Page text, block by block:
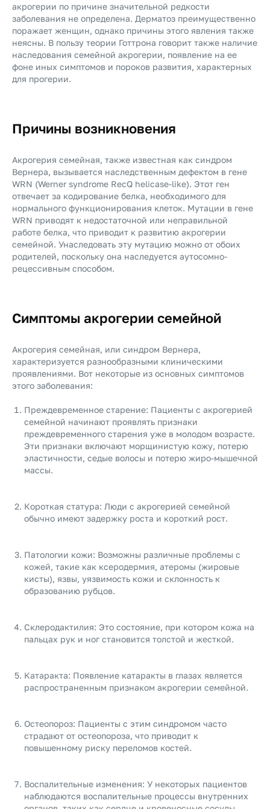
акрогерии по причине значительной редкости
заболевания не определена. Дерматоз преимущественно
поражает женщин, однако причины этого явления также
неясны. В пользу теории Готтрона говорит также наличие
наследования семейной акрогерии, появление на ее
фоне иных симптомов и пороков развития, характерных
для прогерии.
Причины возникновения
Акрогерия семейная, также известная как синдром
Вернера, вызывается наследственным дефектом в гене
WRN (Werner syndrome RecQ helicase-like). Этот ген
отвечает за кодирование белка, необходимого для
нормального функционирования клеток. Мутации в гене
WRN приводят к недостаточной или неправильной
работе белка, что приводит к развитию акрогерии
семейной. Унаследовать эту мутацию можно от обоих
родителей, поскольку она наследуется аутосомно-
рецессивным способом.
Симптомы акрогерии семейной
Акрогерия семейная, или синдром Вернера,
характеризуется разнообразными клиническими
проявлениями. Вот некоторые из основных симптомов
этого заболевания:
Преждевременное старение: Пациенты с акрогерией
семейной начинают проявлять признаки
преждевременного старения уже в молодом возрасте.
Эти признаки включают морщинистую кожу, потерю
эластичности, седые волосы и потерю жиро-мышечной
массы.
Короткая статура: Люди с акрогерией семейной
обычно имеют задержку роста и короткий рост.
Патологии кожи: Возможны различные проблемы с
кожей, такие как ксеродермия, атеромы (жировые
кисты), язвы, уязвимость кожи и склонность к
образованию рубцов.
Склеродактилия: Это состояние, при котором кожа на
пальцах рук и ног становится толстой и жесткой.
Катаракта: Появление катаракты в глазах является
распространенным признаком акрогерии семейной.
Остеопороз: Пациенты с этим синдромом часто
страдают от остеопороза, что приводит к
повышенному риску переломов костей.
Воспалительные изменения: У некоторых пациентов
наблюдаются воспалительные процессы внутренних